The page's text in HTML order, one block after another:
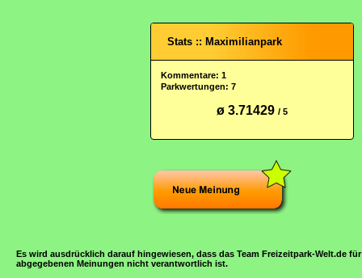
Stats :: Maximilianpark
Kommentare: 1
Parkwertungen: 7
ø 3.71429 / 5
Es wird ausdrücklich darauf hingewiesen, dass das Team Freizeitpark-Welt.de
abgegebenen Meinungen nicht verantwortlich ist.